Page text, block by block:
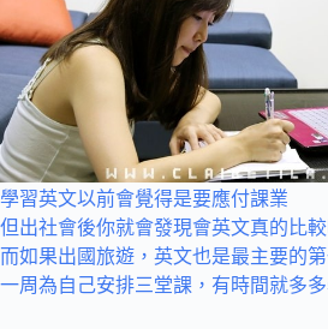
學習英文以前會覺得是要應付課業
但出社會後你就會發現會英文真的比
而如果出國旅遊，英文也是最主要的
一周為自己安排三堂課，有時間就多